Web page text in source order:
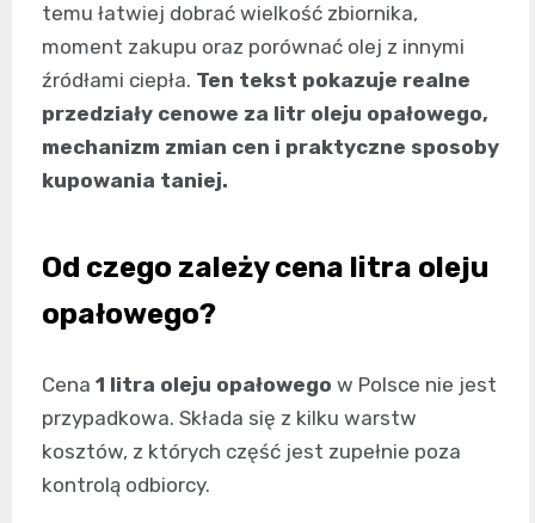
temu łatwiej dobrać wielkość zbiornika,
moment zakupu oraz porównać olej z innymi
źródłami ciepła. Ten tekst pokazuje realne
przedziały cenowe za litr oleju opałowego,
mechanizm zmian cen i praktyczne sposoby
kupowania taniej.
Od czego zależy cena litra oleju
opałowego?
Cena 1 litra oleju opałowego w Polsce nie jest
przypadkowa. Składa się z kilku warstw
kosztów, z których część jest zupełnie poza
kontrolą odbiorcy.